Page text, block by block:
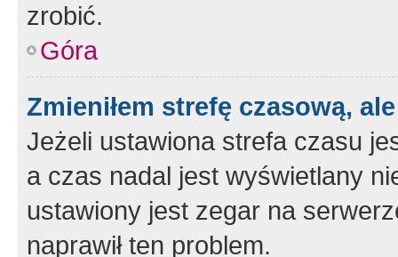
zrobić.
Góra
Zmieniłem strefę czasową,
Jeżeli ustawiona strefa czasu
a czas nadal jest wyświetlany
ustawiony jest zegar na
naprawił ten problem.